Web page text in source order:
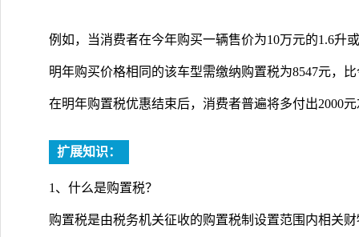
例如，当消费者在今年购买一辆售价为10万元的1.6升
明年购买价格相同的该车型需缴纳购置税为8547元，
在明年购置税优惠结束后，消费者普遍将多付出2000
扩展知识：
1、什么是购置税？
购置税是由税务机关征收的购置税制设置范围内相关